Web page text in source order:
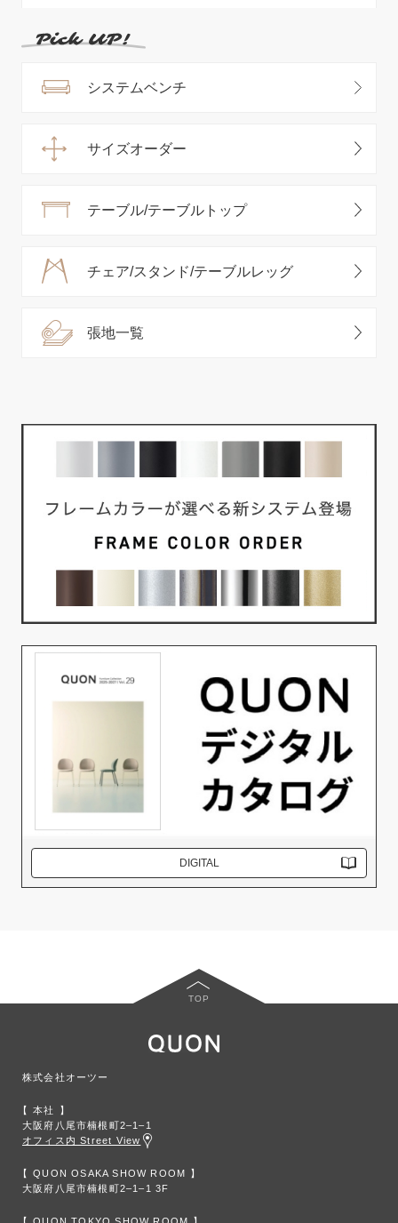
システムベンチ
サイズオーダー
テーブル/テーブルトップ
チェア/スタンド/テーブルレッグ
張地一覧
DIGITAL
TOP
株式会社オーツー
本社
大阪府八尾市楠根町2‒1‒1
オフィス内 Street View
QUON OSAKA SHOW ROOM
大阪府八尾市楠根町2‒1‒1 3F